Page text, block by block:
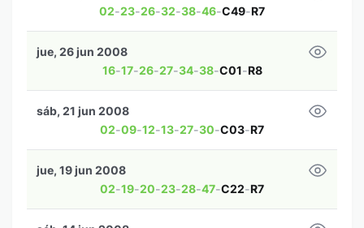
02-23-26-32-38-46-C49-R7
16-17-26-27-34-38-C01-R8
jue, 26 jun 2008
02-09-12-13-27-30-C03-R7
sáb, 21 jun 2008
02-19-20-23-28-47-C22-R7
jue, 19 jun 2008